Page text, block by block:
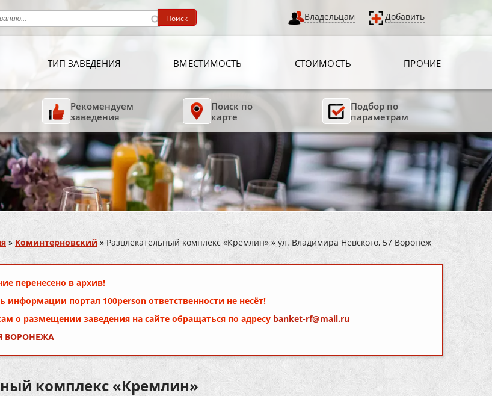
Владельцам Добавить
ТИП ЗАВЕДЕНИЯ ВМЕСТИМОСТЬ СТОИМОСТЬ ПРОЧИЕ
Рекомендуем
заведения
Поиск по
карте
Подбор по
параметрам
» Коминтерновский » Развлекательный комплекс «Кремлин» » ул. Владимира Невского, 57 Воронеж
перенесено в архив!
информации портал 100person ответственности не несёт!
о размещении заведения на сайте обращаться по адресу banket-rf@mail.ru
ВОРОНЕЖА
комплекс «Кремлин»